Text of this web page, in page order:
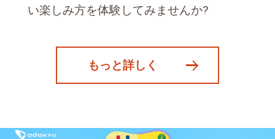
い楽しみ方を体験してみませんか?
もっと詳しく